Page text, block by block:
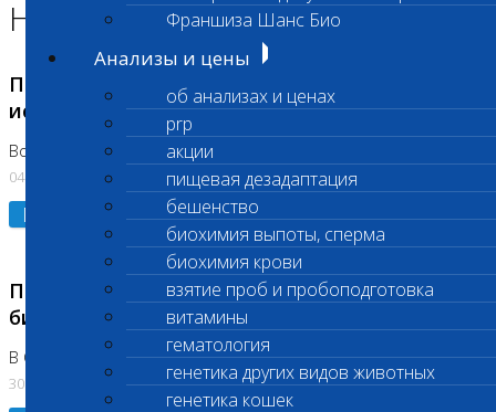
Франшиза Шанс Био
Анализы и цены
об анализах и ценах
prp
акции
пищевая дезадаптация
бешенство
биохимия выпоты, сперма
биохимия крови
взятие проб и пробоподготовка
витамины
гематология
генетика других видов животных
генетика кошек
Новости лаборатории
Приостановка срочных биохимических
исследований
Во Владыкино
04.08.2026
Подробнее
Приостановлено выполнение срочных
биохимических исследований
В Сколково. Код (123,309,310)
30.07.2026